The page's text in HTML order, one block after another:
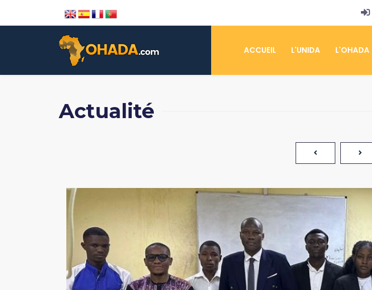
ACCUEIL L'UNIDA L'OHADA
Actualité